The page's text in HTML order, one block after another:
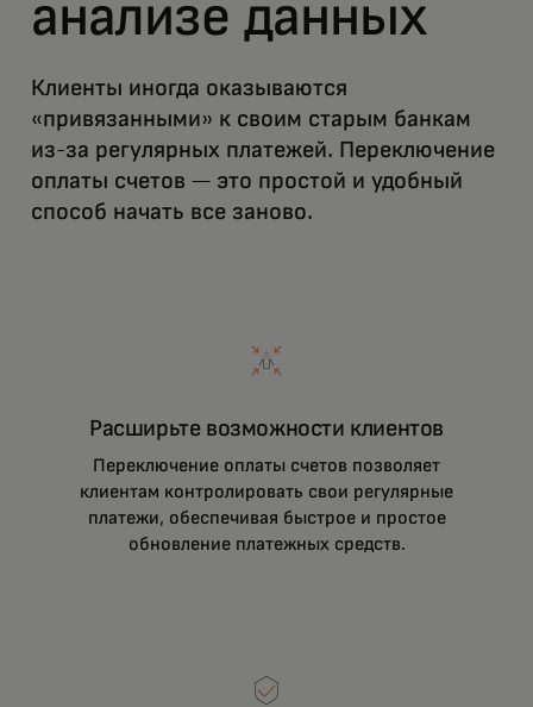
анализе данных
Клиенты иногда оказываются
«привязанными» к своим старым банкам
из-за регулярных платежей. Переключение
оплаты счетов — это простой и удобный
способ начать все заново.
Расширьте возможности клиентов
Переключение оплаты счетов позволяет
клиентам контролировать свои регулярные
платежи, обеспечивая быстрое и простое
обновление платежных средств.